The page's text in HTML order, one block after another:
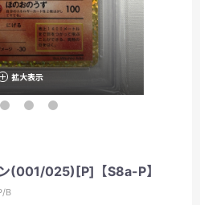
拡大表示
ン(001/025)[P]【S8a-P】
B